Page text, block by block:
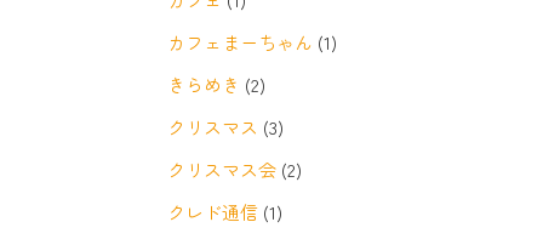
カフェまーちゃん (1)
きらめき (2)
クリスマス (3)
クリスマス会 (2)
クレド通信 (1)